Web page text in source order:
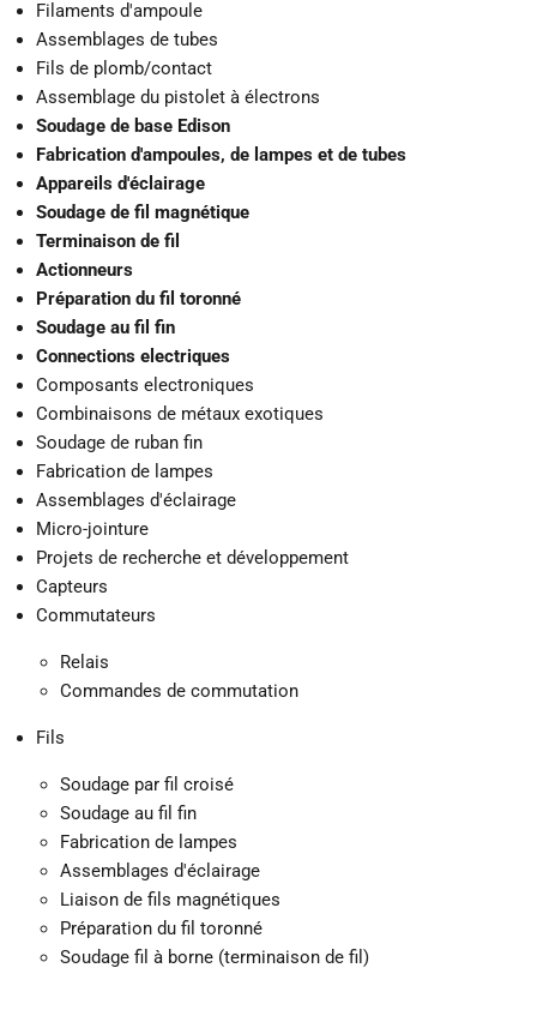
Filaments d'ampoule
Assemblages de tubes
Fils de plomb/contact
Assemblage du pistolet à électrons
Soudage de base Edison
Fabrication d'ampoules, de lampes et de tubes
Appareils d'éclairage
Soudage de fil magnétique
Terminaison de fil
Actionneurs
Préparation du fil toronné
Soudage au fil fin
Connections electriques
Composants electroniques
Combinaisons de métaux exotiques
Soudage de ruban fin
Fabrication de lampes
Assemblages d'éclairage
Micro-jointure
Projets de recherche et développement
Capteurs
Commutateurs
Relais
Commandes de commutation
Fils
Soudage par fil croisé
Soudage au fil fin
Fabrication de lampes
Assemblages d'éclairage
Liaison de fils magnétiques
Préparation du fil toronné
Soudage fil à borne (terminaison de fil)